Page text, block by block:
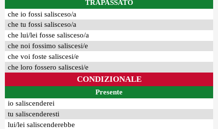
TRAPASSATO
che io fossi salisceso/a
che tu fossi salisceso/a
che lui/lei fosse salisceso/a
che noi fossimo saliscesi/e
che voi foste saliscesi/e
che loro fossero saliscesi/e
CONDIZIONALE
Presente
io saliscenderei
tu saliscenderesti
lui/lei saliscenderebbe